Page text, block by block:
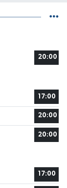
20:00
17:00
20:00
20:00
17:00